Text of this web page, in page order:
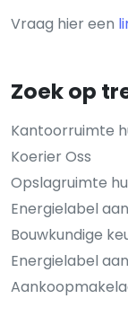
Vraag hier een
Zoek op
Kantoorruimte
Koerier Oss
Opslagruimte
Energielabel
Bouwkundige
Energielabel